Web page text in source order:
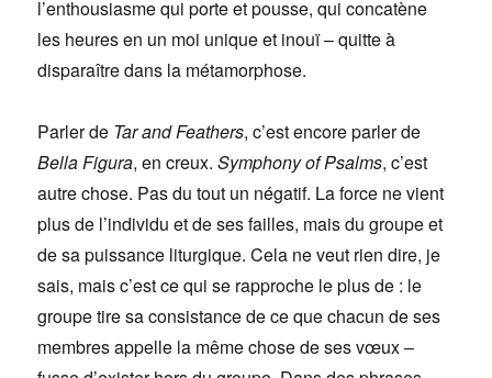
l’enthousiasme qui porte et pousse, qui concatène
les heures en un moi unique et inouï – quitte à
disparaître dans la métamorphose.
Parler de Tar and Feathers, c’est encore parler de
Bella Figura, en creux.Symphony of Psalms, c’est
autre chose. Pas du tout un négatif. La force ne vient
plus de l’individu et de ses failles, mais du groupe et
de sa puissance liturgique. Cela ne veut rien dire, je
sais, mais c’est ce qui se rapproche le plus de : le
groupe tire sa consistance de ce que chacun de ses
membres appelle la même chose de ses vœux –